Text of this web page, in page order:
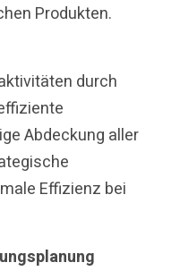
Produkten.
durch
Abdeckung aller
Effizienz bei